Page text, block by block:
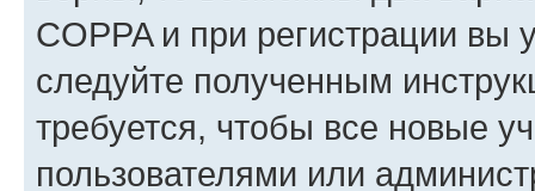
COPPA и при регистрации вы
следуйте полученным
требуется, чтобы все новые
пользователями или